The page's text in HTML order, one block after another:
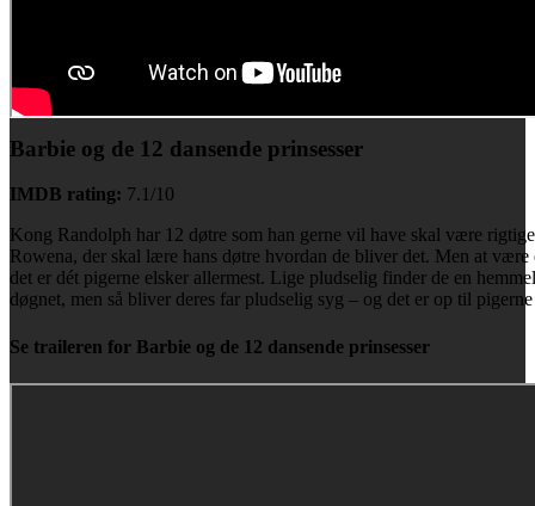
Barbie og de 12 dansende prinsesser
IMDB rating: 7.1/10
Kong Randolph har 12 døtre som han gerne vil have skal være
Rowena, der skal lære hans døtre hvordan de bliver det. Men at
det er dét pigerne elsker allermest. Lige pludselig finder de en
døgnet, men så bliver deres far pludselig syg – og det er op til
Se traileren for Barbie og de 12 dansende prinsesser